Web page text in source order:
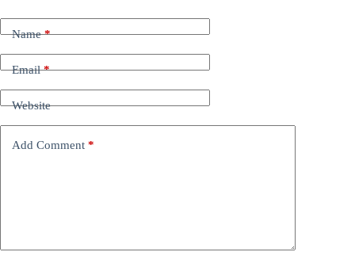
Name*
Email*
Website
Add Comment *